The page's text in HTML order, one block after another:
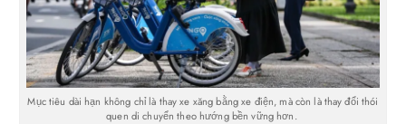
Mục tiêu dài hạn không chỉ là thay xe xăng bằng xe điện, mà còn là thay đổi thói
quen di chuyển theo hướng bền vững hơn.